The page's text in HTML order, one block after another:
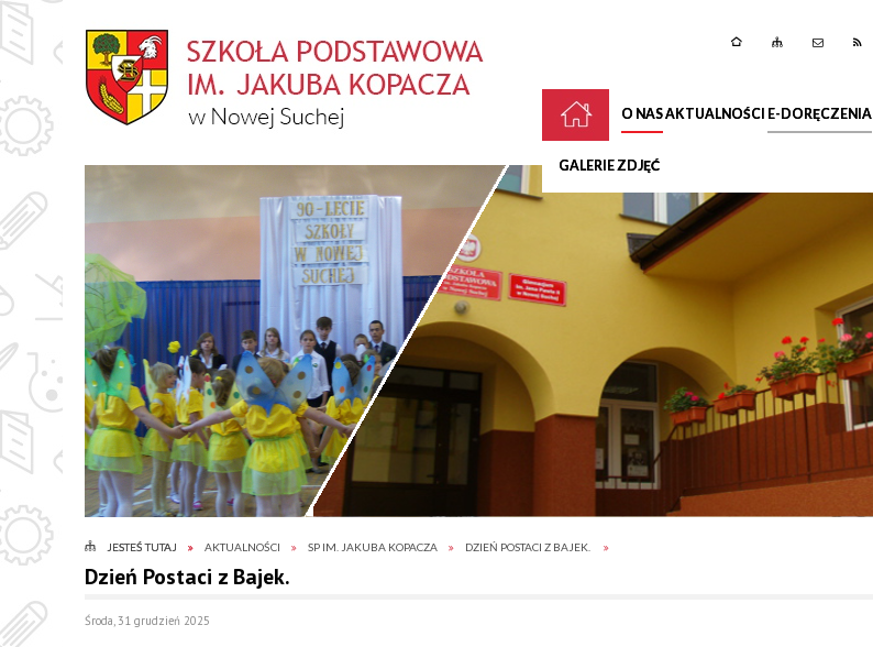
O NASAKTUALNOŚCI E-DORĘCZENIA
GALERIE ZDJĘĆ
JESTEŚ TUTAJ AKTUALNOŚCI SP IM. JAKUBA KOPACZA DZIEŃ POSTACI Z BAJEK.
Dzień Postaci z Bajek.
Środa, 31 grudzień 2025